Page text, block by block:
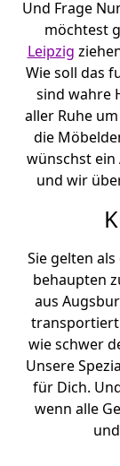
Und Frage
möchtest
Leipzig
Wie soll das
sind wahre
aller Ruhe
die
wünschst ein
und wir
Sie gelten
behaupten
aus
transportiert
wie schwer
Unsere
für Dich.
wenn alle